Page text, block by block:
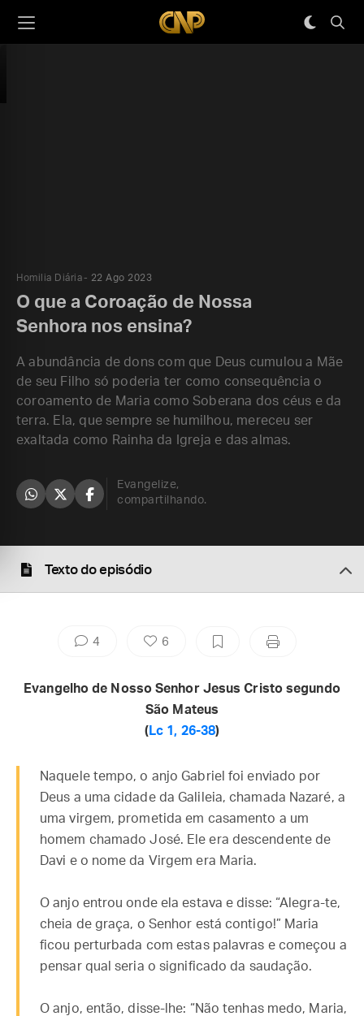
Homilia Diária 22 Ago 2023
O que a Coroação de Nossa
Senhora nos ensina?
A abundância de dons com que Deus cumulou a Mãe
de seu Filho só poderia ter como consequência o
coroamento de Maria como Soberana dos céus e da
terra. Ela, que sempre se humilhou, mereceu ser
exaltada como Rainha da Igreja e das almas.
Evangelize,
compartilhando.
Texto do episódio
4 6
Evangelho de Nosso Senhor Jesus Cristo segundo
São Mateus
( Lc 1, 26-38)
Naquele tempo, o anjo Gabriel foi enviado por
Deus a uma cidade da Galileia, chamada Nazaré, a
uma virgem, prometida em casamento a um
homem chamado José. Ele era descendente de
Davi e o nome da Virgem era Maria.
O anjo entrou onde ela estava e disse: “Alegra-te,
cheia de graça, o Senhor está contigo!” Maria
ficou perturbada com estas palavras e começou a
pensar qual seria o significado da saudação.
O anjo, então, disse-lhe: “Não tenhas medo, Maria,